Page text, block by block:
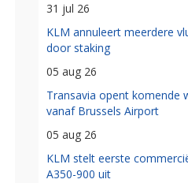
31 jul 26
KLM annuleert meerdere
door staking
05 aug 26
Transavia opent komende
vanaf Brussels Airport
05 aug 26
KLM stelt eerste
A350-900 uit